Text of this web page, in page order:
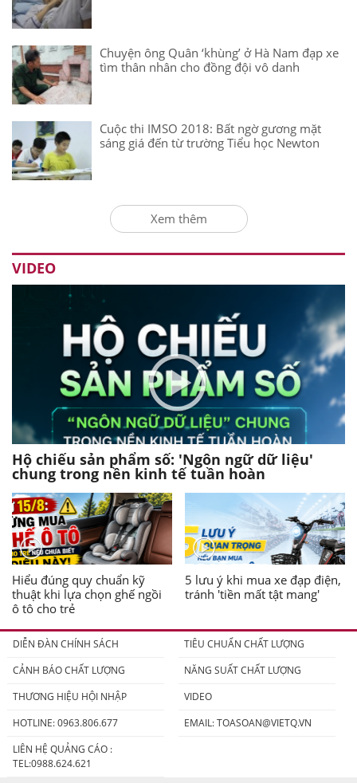
Chuyện ông Quân ‘khùng’ ở Hà Nam đạp xe
tìm thân nhân cho đồng đội vô danh
Cuộc thi IMSO 2018: Bất ngờ gương mặt
sáng giá đến từ trường Tiểu học Newton
Xem thêm
VIDEO
Hộ chiếu sản phẩm số: 'Ngôn ngữ dữ liệu'
chung trong nền kinh tế tuần hoàn
Hiểu đúng quy chuẩn kỹ
thuật khi lựa chọn ghế ngồi
ô tô cho trẻ
5 lưu ý khi mua xe đạp điện,
tránh 'tiền mất tật mang'
DIỄN ĐÀN CHÍNH SÁCH
TIÊU CHUẨN CHẤT LƯỢNG
CẢNH BÁO CHẤT LƯỢNG
NĂNG SUẤT CHẤT LƯỢNG
THƯƠNG HIỆU HỘI NHẬP
VIDEO
HOTLINE: 0963.806.677
EMAIL:TOASOAN@VIETQ.VN
LIÊN HỆ QUẢNG CÁO :
TEL:0988.624.621